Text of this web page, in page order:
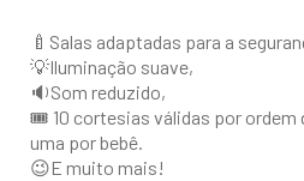
🍼Salas adaptadas para a
💡Iluminação suave,
🔉Som reduzido,
🎟 10 cortesias válidas por ordem
uma por bebê.
😉E muito mais!